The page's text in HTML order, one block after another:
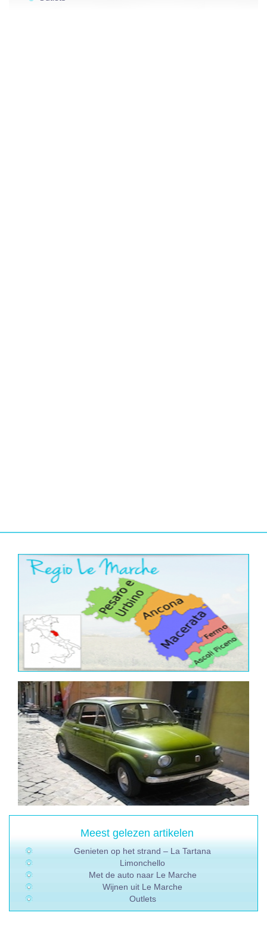
Meest gelezen artikelen
Genieten op het strand – La Tartana
Limonchello
Met de auto naar Le Marche
Wijnen uit Le Marche
Outlets